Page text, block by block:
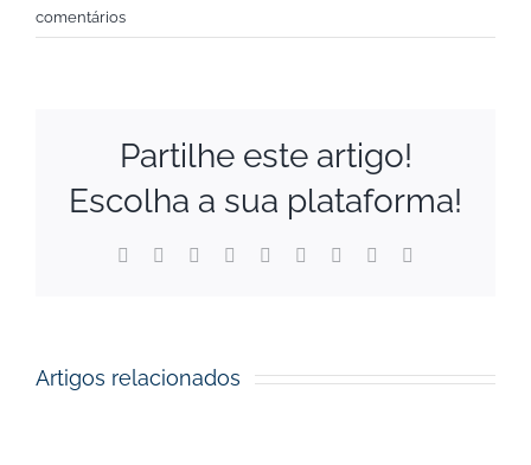
comentários
Partilhe este artigo!
Escolha a sua plataforma!
Facebook Reddit LinkedInWhatsApp
TumblrPinterest
Artigos relacionados
Financial
Startups